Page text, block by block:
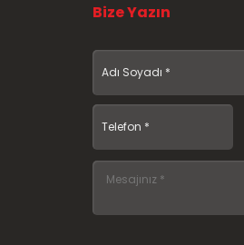
Bize Yazın